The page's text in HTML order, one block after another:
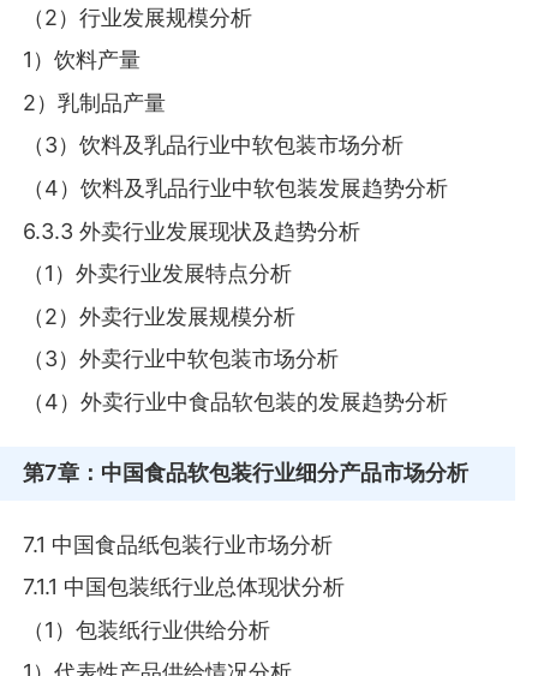
（2）行业发展规模分析
1）饮料产量
2）乳制品产量
（3）饮料及乳品行业中软包装市场分析
（4）饮料及乳品行业中软包装发展趋势分析
6.3.3 外卖行业发展现状及趋势分析
（1）外卖行业发展特点分析
（2）外卖行业发展规模分析
（3）外卖行业中软包装市场分析
（4）外卖行业中食品软包装的发展趋势分析
第7章 ：中国食品软包装行业细分产品市场分析
7.1 中国食品纸包装行业市场分析
7.1.1 中国包装纸行业总体现状分析
（1）包装纸行业供给分析